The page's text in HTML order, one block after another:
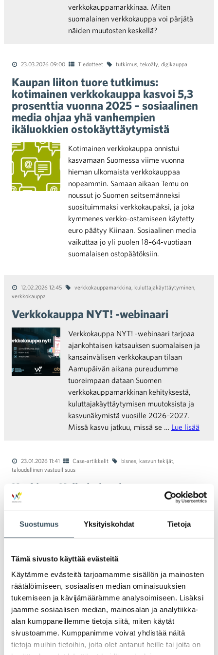
Suostumus Yksityiskohdat Tietoja
Tämä sivusto käyttää evästeitä
Käytämme evästeitä tarjoamamme sisällön ja mainosten
räätälöimiseen, sosiaalisen median ominaisuuksien
tukemiseen ja kävijämäärämme analysoimiseen. Lisäksi
jaamme sosiaalisen median, mainosalan ja analytiikka-
alan kumppaneillemme tietoja siitä, miten käytät
sivustoamme. Kumppanimme voivat yhdistää näitä
tietoja muihin tietoihin, joita olet antanut heille tai joita on
verkkokauppamarkkinaa. Miten
suomalainen verkkokauppa voi pärjätä
näiden muutosten keskellä?
23.03.2026 09:00 Tiedotteet tutkimus, tekoäly, digikauppa
Kaupan liiton tuore tutkimus:
kotimainen verkkokauppa kasvoi 5,3
prosenttia vuonna 2025 – sosiaalinen
media ohjaa yhä vanhempien
ikäluokkien ostokäyttäytymistä
Kotimainen verkkokauppa onnistui
kasvamaan Suomessa viime vuonna
hieman ulkomaista verkkokauppaa
nopeammin. Samaan aikaan Temu on
noussut jo Suomen seitsemänneksi
suosituimmaksi verkkokaupaksi, ja joka
kymmenes verkko-ostamiseen käytetty
euro päätyy Kiinaan. Sosiaalinen media
vaikuttaa jo yli puolen 18–64-vuotiaan
suomalaisen ostopäätöksiin.
12.02.2026 12:45 verkkokauppamarkkina, kuluttajakäyttäytyminen,
verkkokauppa
Verkkokauppa NYT! -webinaari
Verkkokauppa NYT! -webinaari tarjoaa
ajankohtaisen katsauksen suomalaisen ja
kansainvälisen verkkokaupan tilaan
Aamupäivän aikana pureudumme
tuoreimpaan dataan Suomen
verkkokauppamarkkinan kehityksestä,
kuluttajakäyttäytymisen muutoksista ja
kasvunäkymistä vuosille 2026–2027.
Missä kasvu jatkuu, missä se … Lue lisää
23.01.2026 11:41 Case-artikkelit bisnes, kasvun tekijät,
taloudellinen vastuullisuus
Keskisen Kello hakee kasvua
digitaalisuuden, palvelun ja nopeuden
avulla
Keskisen Kello on viime vuosina
verkkokauppaa. Tarkkaan valikoidut
tuotteet, kehittyvä omien merkkien
valikoima ja Tuurin Kyläkaupan myymälän
yhteydessä oleva keskusvarasto tukevat
nopeita toimituksia. Yritys tavoittelee
tulevaisuudessa entistä nopeampia
toimituksia kaupungeissa ja laajentumista
EU-alueella, erityisesti Skandinaviassa.